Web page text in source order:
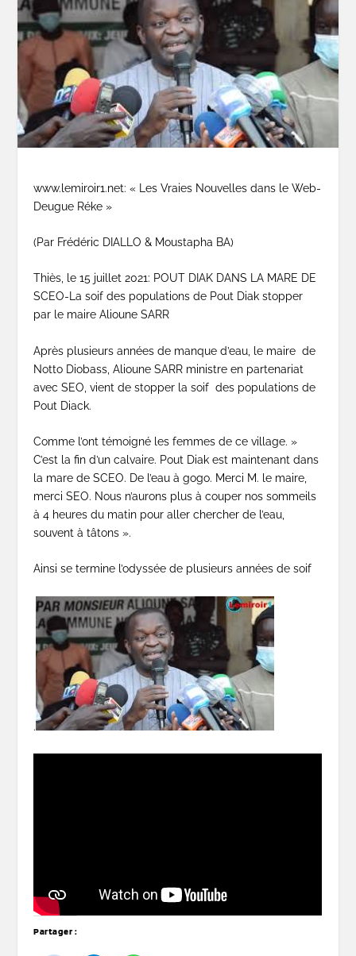
www.lemiroir1.net: « Les Vraies Nouvelles dans le Web-
Deugue Réke »
(Par Frédéric DIALLO & Moustapha BA)
Thiès, le 15 juillet 2021: POUT DIAK DANS LA MARE DE
SCEO-La soif des populations de Pout Diak stopper
par le maire Alioune SARR
Après plusieurs années de manque d’eau, le maire de
Notto Diobass, Alioune SARR ministre en partenariat
avec SEO, vient de stopper la soif des populations de
Pout Diack.
Comme l’ont témoigné les femmes de ce village. »
C’est la fin d’un calvaire. Pout Diak est maintenant dans
la mare de SCEO. De l’eau à gogo. Merci M. le maire,
merci SEO. Nous n’aurons plus à couper nos sommeils
à 4 heures du matin pour aller chercher de l’eau,
souvent à tâtons ».
Ainsi se termine l’odyssée de plusieurs années de soif
.
Partager :